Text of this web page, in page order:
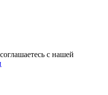
с нашей